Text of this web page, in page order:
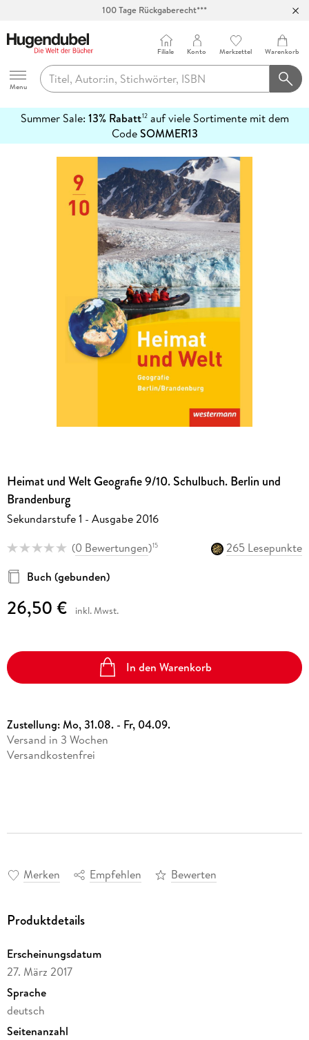
100 Tage Rückgaberecht***
Hugendubel
Menu
Filiale Konto Merkzettel Warenkorb
Summer Sale: 13% Rabatt12auf viele Sortimente mit dem
CodeSOMMER13
erfahren
Heimat und Welt Geografie 9/10. Schulbuch. Berlin und
Brandenburg
Sekundarstufe 1 - Ausgabe 2016
(0 Bewertungen)15
265 Lesepunkte
Buch (gebunden)
26,50 € inkl. Mwst.
In den Warenkorb
Zustellung:Mo, 31.08. - Fr, 04.09.
Versand in 3 Wochen
Versandkostenfrei
Merken Empfehlen Bewerten
Produktdetails
Erscheinungsdatum
27. März 2017
Sprache
deutsch
Seitenanzahl